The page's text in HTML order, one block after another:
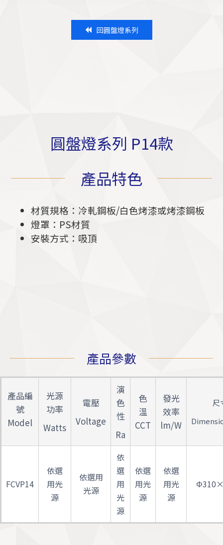
回圓盤燈系列
圓盤燈系列 P14款
產品特色
材質規格：冷軋鋼板/白色烤漆或烤漆鋼板
燈罩：PS材質
安裝方式：吸頂
產品參數
產品編
號
Model
光源
功率
Watts
電壓
Voltage
演
色
性
Ra
色
溫
CCT
發光
效率
lm/W
尺
FCVP14
依選
用光
源
依選用
光源
依
選
用
光
源
依選
用光
源
依選
用光
源